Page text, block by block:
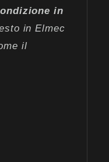
in
in Elmec
il